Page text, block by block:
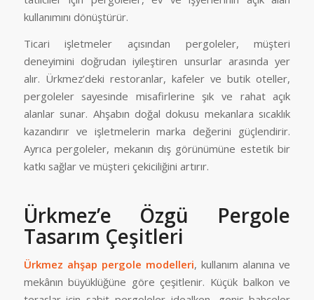
kullanımını dönüştürür.
Ticari işletmeler açısından pergoleler, müşteri
deneyimini doğrudan iyileştiren unsurlar arasında yer
alır. Ürkmez’deki restoranlar, kafeler ve butik oteller,
pergoleler sayesinde misafirlerine şık ve rahat açık
alanlar sunar. Ahşabın doğal dokusu mekanlara sıcaklık
kazandırır ve işletmelerin marka değerini güçlendirir.
Ayrıca pergoleler, mekanın dış görünümüne estetik bir
katkı sağlar ve müşteri çekiciliğini artırır.
Ürkmez’e Özgü Pergole
Tasarım Çeşitleri
Ürkmez ahşap pergole modelleri, kullanım alanına ve
mekânın büyüklüğüne göre çeşitlenir. Küçük balkon ve